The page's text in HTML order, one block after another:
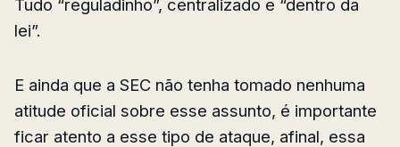
Tudo “reguladinho”, centralizado e “dentro da
lei”.
E ainda que a SEC não tenha tomado nenhuma
atitude oficial sobre esse assunto, é importante
ficar atento a esse tipo de ataque, afinal, essa